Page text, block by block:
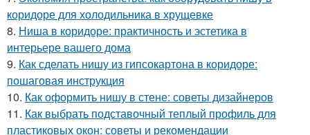
коридоре для холодильника в хрущевке
8. Ниша в коридоре: практичность и эстетика в
интерьере вашего дома
9. Как сделать нишу из гипсокартона в коридоре:
пошаговая инструкция
10. Как оформить нишу в стене: советы дизайнеров
11. Как выбрать подставочный теплый профиль для
пластиковых окон: советы и рекомендации